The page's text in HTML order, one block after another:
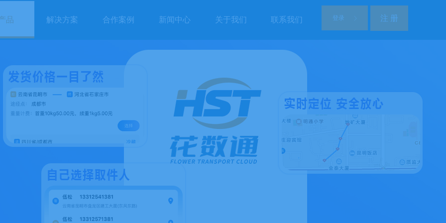
品 解决方案 合作案例 新闻中心 关于我们 联系我们 注 册
登录 ꁕ